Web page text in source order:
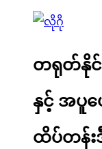
တရုတ်နိုင်
နှင့် အပူပ
ထိပ်တန်း